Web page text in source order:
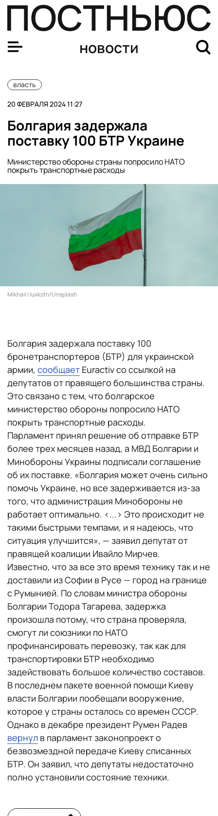
новости
власть
20 ФЕВРАЛЯ 2024 11:27
Болгария задержала
поставку 100 БТР Украине
Министерство обороны страны попросило НАТО
покрыть транспортные расходы
Mikhail | luxkstn/Unsplash
Болгария задержала поставку 100
бронетранспортеров (БТР) для украинской
армии, сообщает Euractiv со ссылкой на
депутатов от правящего большинства страны.
Это связано с тем, что болгарское
министерство обороны попросило НАТО
покрыть транспортные расходы.
Парламент принял решение об отправке БТР
более трех месяцев назад, а МВД Болгарии и
Минобороны Украины подписали соглашение
об их поставке. «Болгария может очень сильно
помочь Украине, но все задерживается из-за
того, что администрация Минобороны не
работает оптимально. <...> Это происходит не
такими быстрыми темпами, и я надеюсь, что
ситуация улучшится», — заявил депутат от
правящей коалиции Ивайло Мирчев.
Известно, что за все это время технику так и не
доставили из Софии в Русе — город на границе
с Румынией. По словам министра обороны
Болгарии Тодора Тагарева, задержка
произошла потому, что страна проверяла,
смогут ли союзники по НАТО
профинансировать перевозку, так как для
транспортировки БТР необходимо
задействовать большое количество составов.
В последнем пакете военной помощи Киеву
власти Болгарии пообещали вооружение,
которое у страны осталось со времен СССР.
Однако в декабре президент Румен Радев
вернул в парламент законопроект о
безвозмездной передаче Киеву списанных
БТР. Он заявил, что депутаты недостаточно
полно установили состояние техники.
The Washington Post: в Европе обсуждают создание